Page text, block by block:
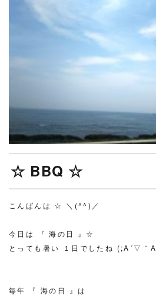
ご予約はこちらから
☆ BBQ ☆
こんばんは ☆ ＼(^^)／
今日は 『 海の日 』☆
とっても暑い １日でしたね (;A´▽｀A
毎年 『 海の日 』は